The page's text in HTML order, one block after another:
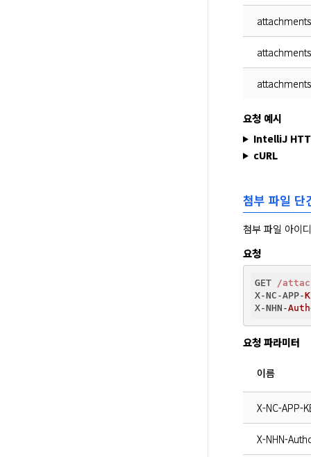
요청 예시
IntelliJ
cURL
첨부 파일 단
첨부 파일 아이
요청
GET /
X-NC-APP-
X-NHN-
요청 파라미터
이름
X-NC-APP-
X-NHN-